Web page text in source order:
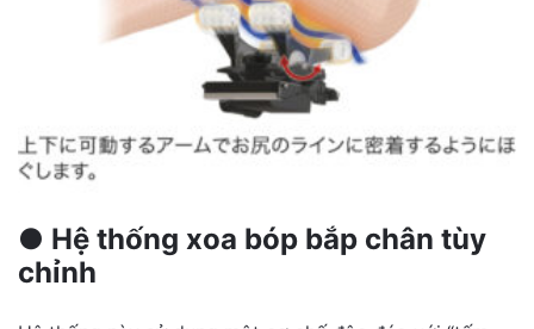
● Hệ thống xoa bóp bắp chân tùy
chỉnh